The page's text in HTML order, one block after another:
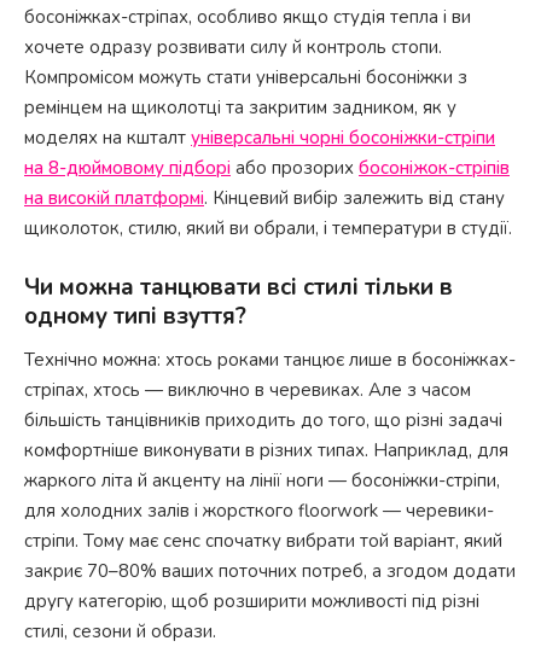
босоніжках-стріпах, особливо якщо студія тепла і ви
хочете одразу розвивати силу й контроль стопи.
Компромісом можуть стати універсальні босоніжки з
ремінцем на щиколотці та закритим задником, як у
моделях на кшталт універсальні чорні босоніжки-стріпи
на 8-дюймовому підборі або прозорих босоніжок-стріпів
на високій платформі. Кінцевий вибір залежить від стану
щиколоток, стилю, який ви обрали, і температури в студії.
Чи можна танцювати всі стилі тільки в
одному типі взуття?
Технічно можна: хтось роками танцює лише в босоніжках-
стріпах, хтось — виключно в черевиках. Але з часом
більшість танцівників приходить до того, що різні задачі
комфортніше виконувати в різних типах. Наприклад, для
жаркого літа й акценту на лінії ноги — босоніжки-стріпи,
для холодних залів і жорсткого floorwork — черевики-
стріпи. Тому має сенс спочатку вибрати той варіант, який
закриє 70–80% ваших поточних потреб, а згодом додати
другу категорію, щоб розширити можливості під різні
стилі, сезони й образи.